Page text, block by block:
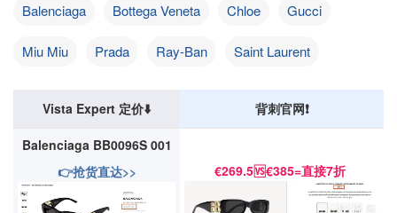
Balenciaga Bottega Veneta Chloe Gucci
Miu Miu Prada Ray-Ban Saint Laurent
Vista Expert 定价⬇️ 背刺官网❗️
Balenciaga BB0096S 001
👉抢货直达>>
€269.5🆚€385=直接7折